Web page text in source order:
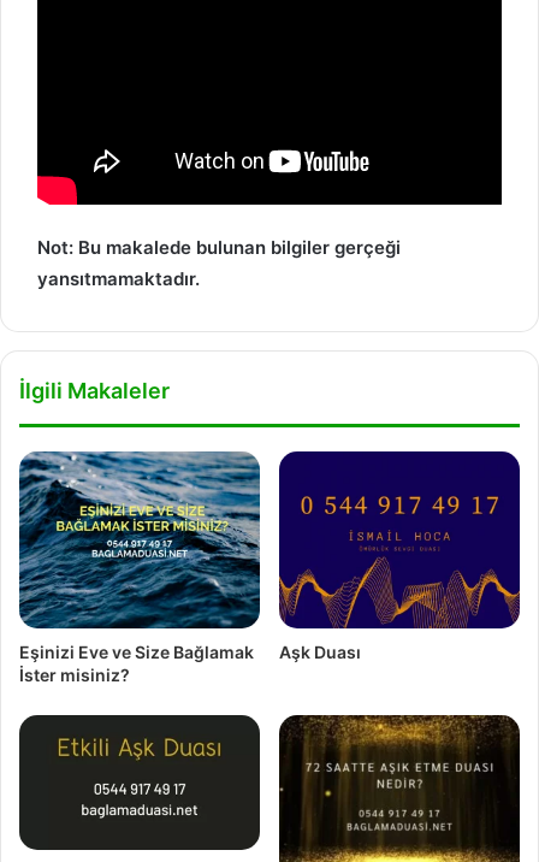
Not: Bu makalede bulunan bilgiler gerçeği
yansıtmamaktadır.
İlgili Makaleler
Eşinizi Eve ve Size Bağlamak
İster misiniz?
Aşk Duası